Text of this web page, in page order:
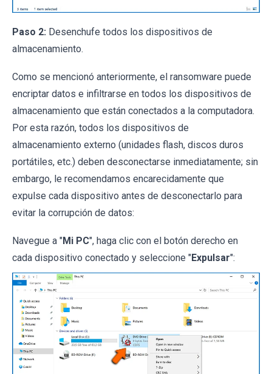
Paso 2: Desenchufe todos los dispositivos de
almacenamiento.
Como se mencionó anteriormente, el ransomware puede
encriptar datos e infiltrarse en todos los dispositivos de
almacenamiento que están conectados a la computadora.
Por esta razón, todos los dispositivos de
almacenamiento externo (unidades flash, discos duros
portátiles, etc.) deben desconectarse inmediatamente; sin
embargo, le recomendamos encarecidamente que
expulse cada dispositivo antes de desconectarlo para
evitar la corrupción de datos:
Navegue a "Mi PC", haga clic con el botón derecho en
cada dispositivo conectado y seleccione "Expulsar":